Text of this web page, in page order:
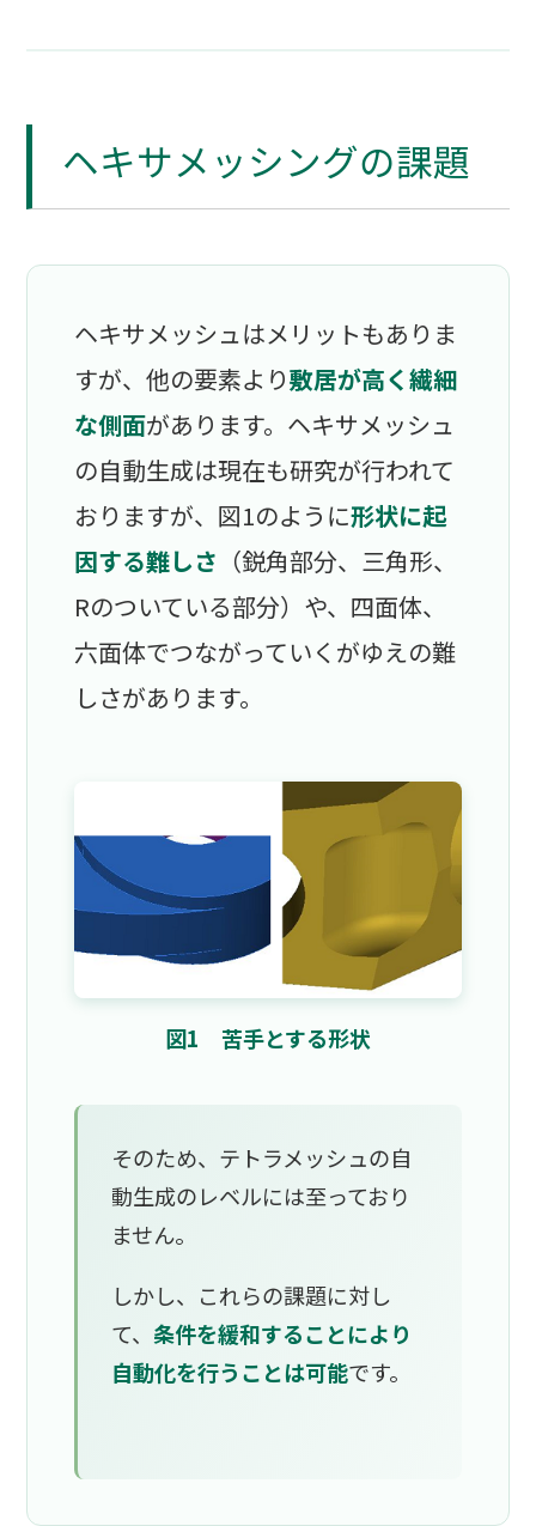
ヘキサメッシングの課題
ヘキサメッシュはメリットもありま
すが、他の要素より敷居が高く繊細
な側面があります。ヘキサメッシュ
の自動生成は現在も研究が行われて
おりますが、図1のように形状に起
因する難しさ （鋭角部分、三角形、
Rのついている部分）や、四面体、
六面体でつながっていくがゆえの難
しさがあります。
図1 苦手とする形状
そのため、テトラメッシュの自
動生成のレベルには至っており
ません。
しかし、これらの課題に対し
て、 条件を緩和することにより
自動化を行うことは可能です。